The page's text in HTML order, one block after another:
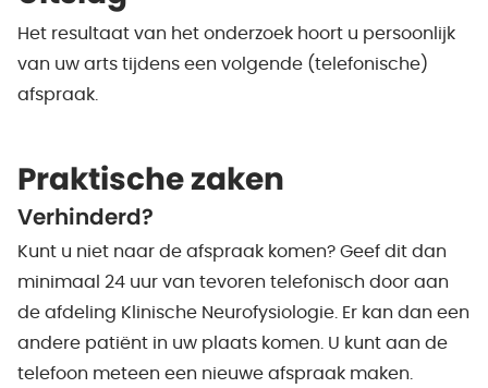
Het resultaat van het onderzoek hoort u persoonlijk
van uw arts tijdens een volgende (telefonische)
afspraak.
Praktische zaken
Verhinderd?
Kunt u niet naar de afspraak komen? Geef dit dan
minimaal 24 uur van tevoren telefonisch door aan
de afdeling Klinische Neurofysiologie. Er kan dan een
andere patiënt in uw plaats komen. U kunt aan de
telefoon meteen een nieuwe afspraak maken.